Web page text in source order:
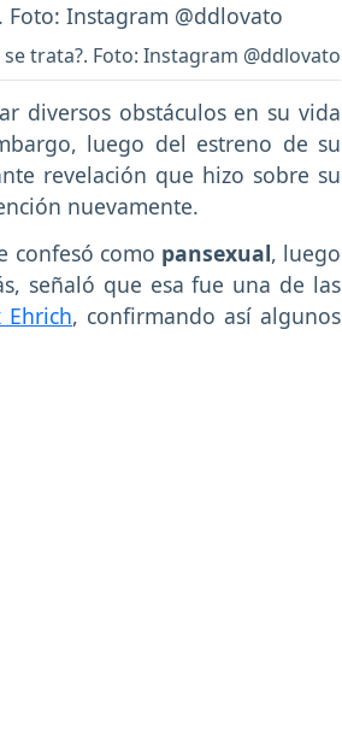
trata?. Foto: Instagram @ddlovato
diversos obstáculos en su vida
luego del estreno de su
revelación que hizo sobre su
nuevamente.
confesó como pansexual, luego
señaló que esa fue una de las
Ehrich, confirmando así algunos